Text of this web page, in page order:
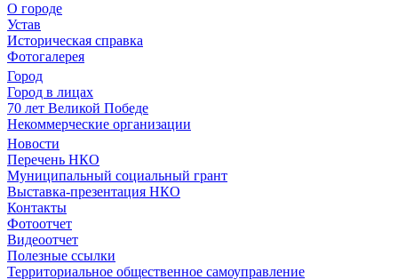
О городе
Устав
Историческая справка
Фотогалерея
Город
Город в лицах
70 лет Великой Победе
Некоммерческие организации
Новости
Перечень НКО
Муниципальный социальный грант
Выставка-презентация НКО
Контакты
Фотоотчет
Видеоотчет
Полезные ссылки
Территориальное общественное самоуправление